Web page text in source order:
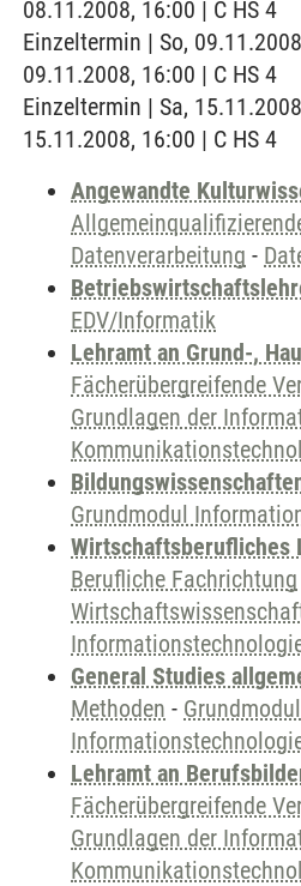
08.11.2008, 16:00 | C HS 4
Einzeltermin | So,
09.11.2008, 16:00 | C HS 4
Einzeltermin | Sa,
15.11.2008, 16:00 | C HS 4
Angewandte
Datenverarbeitung -
EDV/Informatik
Lehramt an Grund-,
Fächerübergreifende
Grundlagen der
Grundmodul
Wirtschaftsberufliches
Berufliche Fachrichtung
General Studies
Methoden - Grundmodul
Lehramt an
Fächerübergreifende
Grundlagen der